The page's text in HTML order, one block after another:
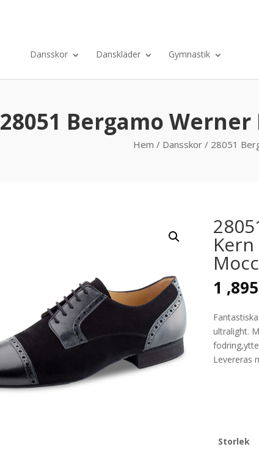
Dansskor Danskläder Gymnastik
28051 Bergamo
Hem / Dansskor/ 28051
1 ,895
ultralight.
Levereras
Storlek